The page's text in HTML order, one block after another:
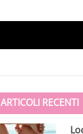
ARTICOLI RECENTI